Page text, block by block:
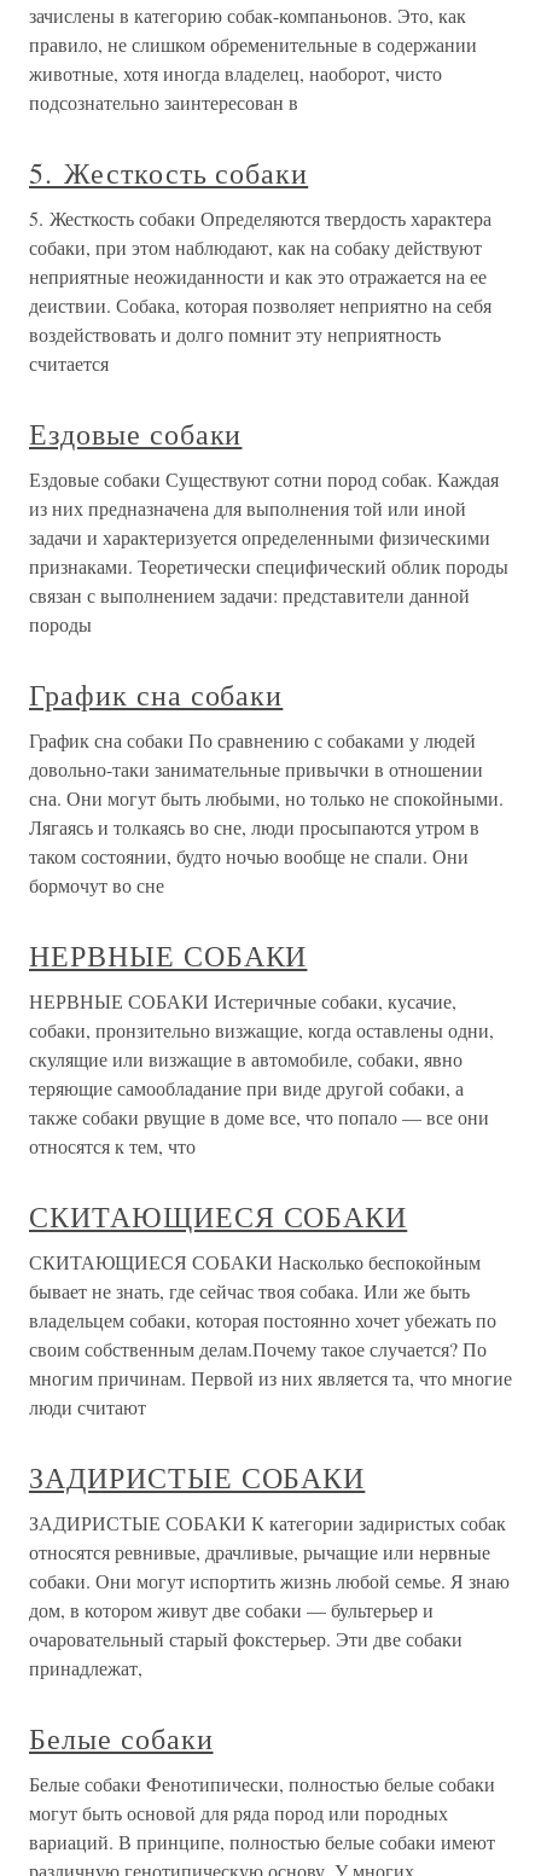
зачислены в категорию собак-компаньонов. Это, как
правило, не слишком обременительные в содержании
животные, хотя иногда владелец, наоборот, чисто
подсознательно заинтересован в
5. Жесткость собаки
5. Жесткость собаки Определяются твердость характера
собаки, при этом наблюдают, как на собаку действуют
неприятные неожиданности и как это отражается на ее
деиствии. Собака, которая позволяет неприятно на себя
воздействовать и долго помнит эту неприятность
считается
Ездовые собаки
Ездовые собаки Существуют сотни пород собак. Каждая
из них предназначена для выполнения той или иной
задачи и характеризуется определенными физическими
признаками. Теоретически специфический облик породы
связан с выполнением задачи: представители данной
породы
График сна собаки
График сна собаки По сравнению с собаками у людей
довольно-таки занимательные привычки в отношении
сна. Они могут быть любыми, но только не спокойными.
Лягаясь и толкаясь во сне, люди просыпаются утром в
таком состоянии, будто ночью вообще не спали. Они
бормочут во сне
НЕРВНЫЕ СОБАКИ
НЕРВНЫЕ СОБАКИ Истеричные собаки, кусачие,
собаки, пронзительно визжащие, когда оставлены одни,
скулящие или визжащие в автомобиле, собаки, явно
теряющие самообладание при виде другой собаки, а
также собаки рвущие в доме все, что попало — все они
относятся к тем, что
СКИТАЮЩИЕСЯ СОБАКИ
СКИТАЮЩИЕСЯ СОБАКИ Насколько беспокойным
бывает не знать, где сейчас твоя собака. Или же быть
владельцем собаки, которая постоянно хочет убежать по
своим собственным делам.Почему такое случается? По
многим причинам. Первой из них является та, что многие
люди считают
ЗАДИРИСТЫЕ СОБАКИ
ЗАДИРИСТЫЕ СОБАКИ К категории задиристых собак
относятся ревнивые, драчливые, рычащие или нервные
собаки. Они могут испортить жизнь любой семье. Я знаю
дом, в котором живут две собаки — бультерьер и
очаровательный старый фокстерьер. Эти две собаки
принадлежат,
Белые собаки
Белые собаки Фенотипически, полностью белые собаки
могут быть основой для ряда пород или породных
вариаций. В принципе, полностью белые собаки имеют
различную генотипическую основу. У многих